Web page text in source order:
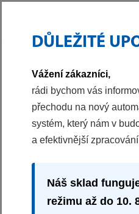
ŠUPLÍKOVÝ MRAZÁK
PF 168 EW
Energetická třída E
Mechanické ovládání
4 šuplíky + 1 výsuv
Rozměry (VxŠxH):
DŮLEŽITÉ
Vážení zákazníci,
rádi bychom vás
přechodu na nový
systém, který nám v
a efektivnější
Náš sklad
režimu až do 10.